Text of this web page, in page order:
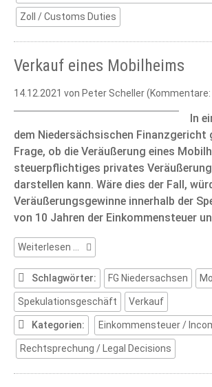
Zoll / Customs Duties
Verkauf eines Mobilheims
14.12.2021 von Peter Scheller (Kommentare:
In
dem Niedersächsischen Finanzgericht
Frage, ob die Veräußerung eines
steuerpflichtiges privates
darstellen kann. Wäre dies der Fall,
Veräußerungsgewinne innerhalb der
von 10 Jahren der Einkommensteuer
Weiterlesen …
Verkauf
eines
Mobilheims
Schlagwörter: FG Niedersachsen
Spekulationsgeschäft Verkauf
Kategorien: Einkommensteuer /
Rechtsprechung / Legal Decisions